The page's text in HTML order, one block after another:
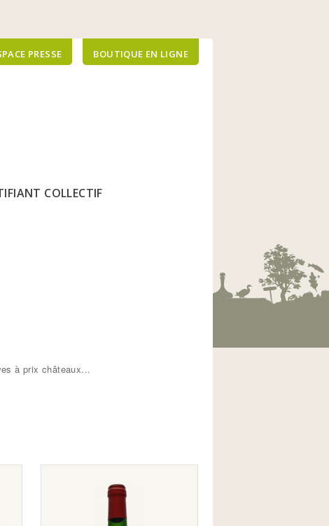
BOUTIQUE EN LIGNE
PRESSE
COLLECTIF
à prix châteaux...